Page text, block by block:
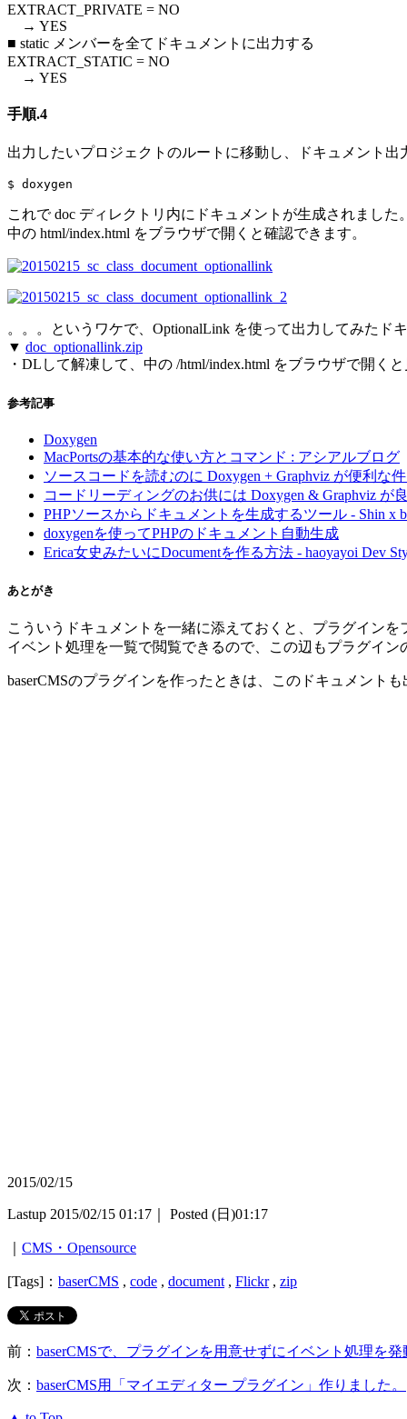
EXTRACT_PRIVATE = NO
→ YES
■ static メンバーを全てドキュメントに出力する
EXTRACT_STATIC = NO
→ YES
手順.4
出力したいプロジェクトのルートに移動し、ドキュメント出
$ doxygen
これで doc ディレクトリ内にドキュメントが生成されました。
中の html/index.html をブラウザで開くと確認できます。
。。。というワケで、OptionalLink を使って出力してみたド
▼ doc_optionallink.zip
・DLして解凍して、中の /html/index.html をブラウザで開く
参考記事
Doxygen
MacPortsの基本的な使い方とコマンド : アシアルブログ
ソースコードを読むのに Doxygen + Graphviz が便利な
コードリーディングのお供には Doxygen & Graphviz が
PHPソースからドキュメントを生成するツール - Shin x
doxygenを使ってPHPのドキュメント自動生成
Erica女史みたいにDocumentを作る方法 - haoyayoi Dev
あとがき
こういうドキュメントを一緒に添えておくと、プラグイン
イベント処理を一覧で閲覧できるので、この辺もプラグイン
baserCMSのプラグインを作ったときは、このドキュメント
2015/02/15
Lastup 2015/02/15 01:17｜ Posted (日)01:17
CMS・Opensource
[Tags]： baserCMS , code , document , Flickr, zip
前： baserCMSで、プラグインを用意せずにイベント処理を発
次： baserCMS用「マイエディター プラグイン」作りました。